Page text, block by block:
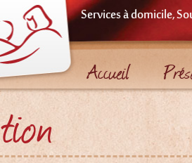
Services à domicile,
Accueil